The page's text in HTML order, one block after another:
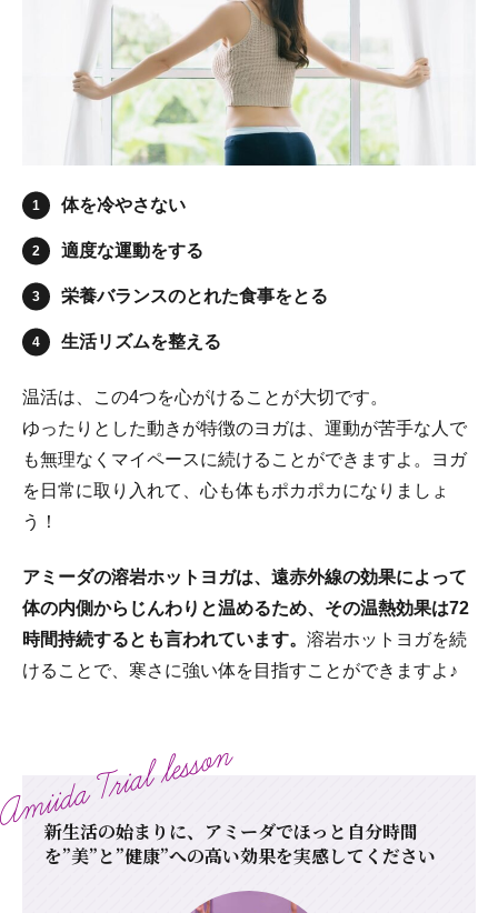
体を冷やさない
適度な運動をする
栄養バランスのとれた食事をとる
生活リズムを整える
温活は、この4つを心がけることが大切です。
ゆったりとした動きが特徴のヨガは、運動が苦手な人で
も無理なくマイペースに続けることができますよ。ヨガ
を日常に取り入れて、心も体もポカポカになりましょ
う！
アミーダの溶岩ホットヨガは、遠赤外線の効果によって
体の内側からじんわりと温めるため、その温熱効果は72
時間持続するとも言われています。 溶岩ホットヨガを続
けることで、寒さに強い体を目指すことができますよ♪
新生活の始まりに、アミーダでほっと自分時間
を”美”と”健康”への高い効果を実感してください